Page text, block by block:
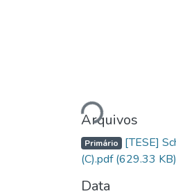
Carregando...
Arquivos
Primário [TESE]
(C).pdf(629.33 KB)
Data